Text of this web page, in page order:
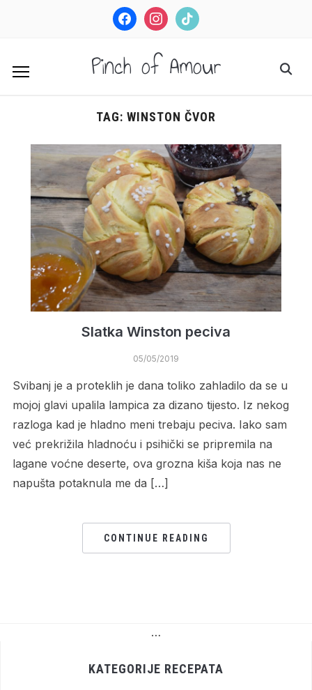
facebookinstagramtiktok
Pinch of Amour
TAG: WINSTON ČVOR
Slatka Winston peciva
05/05/2019
Svibanj je a proteklih je dana toliko zahladilo da se u
mojoj glavi upalila lampica za dizano tijesto. Iz nekog
razloga kad je hladno meni trebaju peciva. Iako sam
već prekrižila hladnoću i psihički se pripremila na
lagane voćne deserte, ova grozna kiša koja nas ne
napušta potaknula me da […]
CONTINUE READING
…
KATEGORIJE RECEPATA